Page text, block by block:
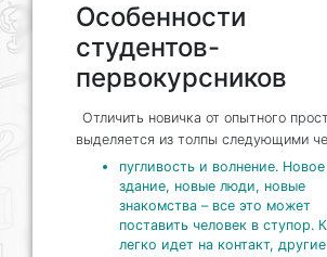
Особенности
студентов-
первокурсников
Отличить новичка от опытного
выделяется из толпы следующими
пугливость и волнение. Новое
здание, новые люди, новые
знакомства – все это может
поставить человек в ступор.
легко идет на контакт,